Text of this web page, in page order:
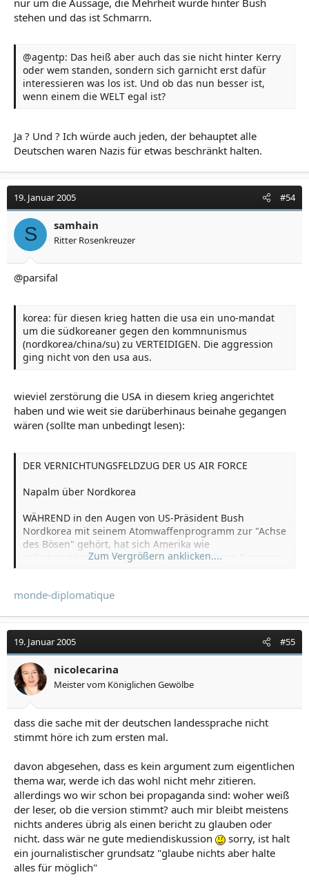
Attentate wie am 11. September - und Amerika ist ein
stehen und das ist Schmarrn.
@agentp: Das heiß aber auch das sie nicht hinter Kerry
oder wem standen, sondern sich garnicht erst dafür
interessieren was los ist. Und ob das nun besser ist,
wenn einem die WELT egal ist?
Ja ? Und ? Ich würde auch jeden, der behauptet alle
Deutschen waren Nazis für etwas beschränkt halten.
19. Januar 2005 #54
S samhain
Ritter Rosenkreuzer
@parsifal
korea: für diesen krieg hatten die usa ein uno-mandat
um die südkoreaner gegen den kommnunismus
(nordkorea/china/su) zu VERTEIDIGEN. Die aggression
ging nicht von den usa aus.
wieviel zerstörung die USA in diesem krieg angerichtet
haben und wie weit sie darüberhinaus beinahe gegangen
wären (sollte man unbedingt lesen):
DER VERNICHTUNGSFELDZUG DER US AIR FORCE
Napalm über Nordkorea
WÄHREND in den Augen von US-Präsident Bush
Nordkorea mit seinem Atomwaffenprogramm zur "Achse
des Bösen" gehört, hat sich Amerika wie
selbstverständlich die Rolle des unschuldigen Riesen zu
immer wieder Massenvernichtungswaffen eingesetzt
Der von 1950 bis 1953 dauernde Koreakrieg wird oft als
der vergessene Krieg bezeichnet, aber man sollte wohl
eher von einem unbekannten Krieg sprechen. Als
Historiker, der über diesen Krieg geforscht hat,
war, mit denen die US Air Force damals Nordkorea
überzog. Sie beschränkte sich nicht auf das großflächige
drohte auch mit dem Einsatz atomarer und chemischer
Waffen.(1) Noch in der Endphase des Krieges, von der
weder unter Historikern noch in aktuellen Analysen
kaum je die Rede ist, wurden die riesigen Staudämme
Nordkoreas zerstört.
Überhaupt wird der Koreakrieg im Rückblick lediglich als
eine begrenzte militärische Auseinandersetzung
wahrgenommen. Tatsächlich gleicht seine
Zum Vergrößern anklicken....
monde-diplomatique
19. Januar 2005 #55
nicolecarina
Meister vom Königlichen Gewölbe
dass die sache mit der deutschen landessprache nicht
stimmt höre ich zum ersten mal.
davon abgesehen, dass es kein argument zum eigentlichen
thema war, werde ich das wohl nicht mehr zitieren.
allerdings wo wir schon bei propaganda sind: woher weiß
der leser, ob die version stimmt? auch mir bleibt meistens
nichts anderes übrig als einen bericht zu glauben oder
nicht. dass wär ne gute mediendiskussion
sorry, ist halt
ein journalistischer grundsatz "glaube nichts aber halte
alles für möglich"